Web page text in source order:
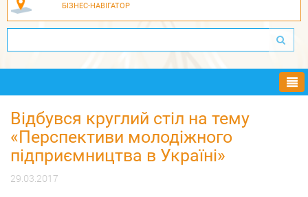
БІЗНЕС-НАВІГАТОР
Відбувся круглий стіл на тему
«Перспективи молодіжного
підприємництва в Україні»
29.03.2017